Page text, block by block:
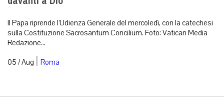
Il Papa riprende l’Udienza Generale del mercoledì, con la catechesi
sulla Costituzione Sacrosantum Concilium. Foto: Vatican Media
Redazione...
05 / Aug | Roma